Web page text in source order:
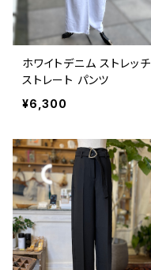
ホワイトデニム ストレッチ
ストレート パンツ
¥6,300